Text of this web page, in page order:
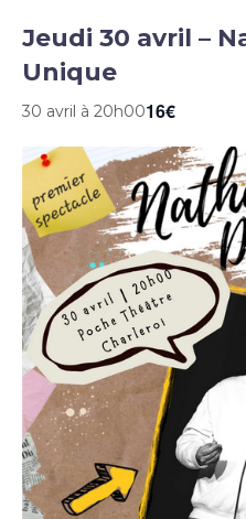
Jeudi 30 avril –
Unique
30 avril à 20h0016€